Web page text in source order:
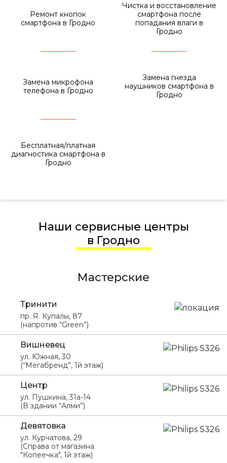
Ремонт кнопок
смартфона в Гродно
Чистка и восстановление
смартфона после
попадания влаги в
Гродно
Замена микрофона
телефона в Гродно
Замена гнезда
наушников смартфона в
Гродно
Бесплатная/платная
диагностика смартфона в
Гродно
Наши сервисные центры
в Гродно
Мастерские
Тринити
пр. Я. Купалы, 87
(напротив “Green”)
Вишневец
ул. Южная, 30
(“Мегабренд”, 1й этаж)
Центр
ул. Пушкина, 31а-14
(В здании “Алми”)
Девятовка
ул. Курчатова, 29
(Справа от магазина
"Копеечка", 1й этаж)